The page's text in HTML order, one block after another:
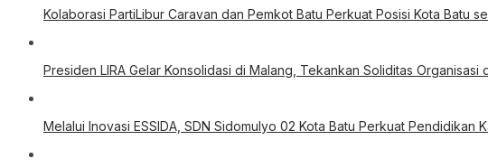
Kolaborasi PartiLibur Caravan dan Pemkot Batu Perkuat Posisi Kota Batu
Presiden LIRA Gelar Konsolidasi di Malang, Tekankan Soliditas Organisasi
Melalui Inovasi ESSIDA, SDN Sidomulyo 02 Kota Batu Perkuat Pendidikan